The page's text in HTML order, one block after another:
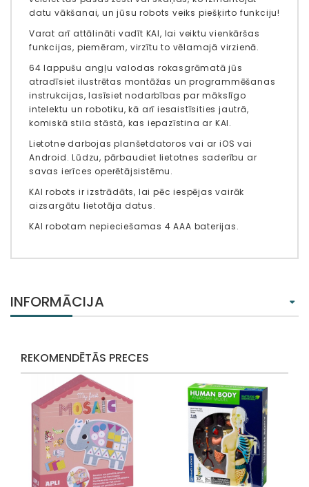
datu vākšanai, un jūsu robots veiks piešķirto funkciju!
Varat arī attālināti vadīt KAI, lai veiktu vienkāršas
funkcijas, piemēram, virzītu to vēlamajā virzienā.
64 lappušu angļu valodas rokasgrāmatā jūs
atradīsiet ilustrētas montāžas un programmēšanas
instrukcijas, lasīsiet nodarbības par mākslīgo
intelektu un robotiku, kā arī iesaistīsities jautrā,
komiskā stila stāstā, kas iepazīstina ar KAI.
Lietotne darbojas planšetdatoros vai ar iOS vai
Android. Lūdzu, pārbaudiet lietotnes saderību ar
savas ierīces operētājsistēmu.
KAI robots ir izstrādāts, lai pēc iespējas vairāk
aizsargātu lietotāja datus.
KAI robotam nepieciešamas 4 AAA baterijas.
INFORMĀCIJA
REKOMENDĒTĀS PRECES